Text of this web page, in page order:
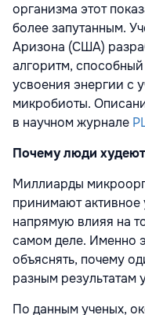
организма этот
более запутанным.
Аризона (США)
алгоритм,
усвоения энергии с
микробиоты.
в научном журнале
Почему люди
Миллиарды
принимают
напрямую влияя на
самом деле. Именно
объяснять, почему
разным результатам
По даннымученых,